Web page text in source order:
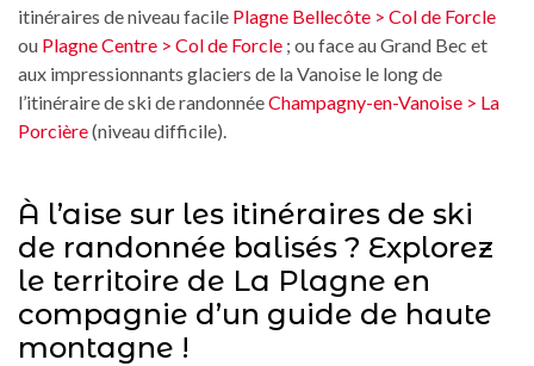
itinéraires de niveau facile Plagne Bellecôte > Col de Forcle
ou Plagne Centre > Col de Forcle ; ou face au Grand Bec et
aux impressionnants glaciers de la Vanoise le long de
l’itinéraire de ski de randonnéeChampagny-en-Vanoise > La
Porcière(niveau difficile).
À l’aise sur les itinéraires de ski
de randonnée balisés ? Explorez
le territoire de La Plagne en
compagnie d’un guide de haute
montagne !